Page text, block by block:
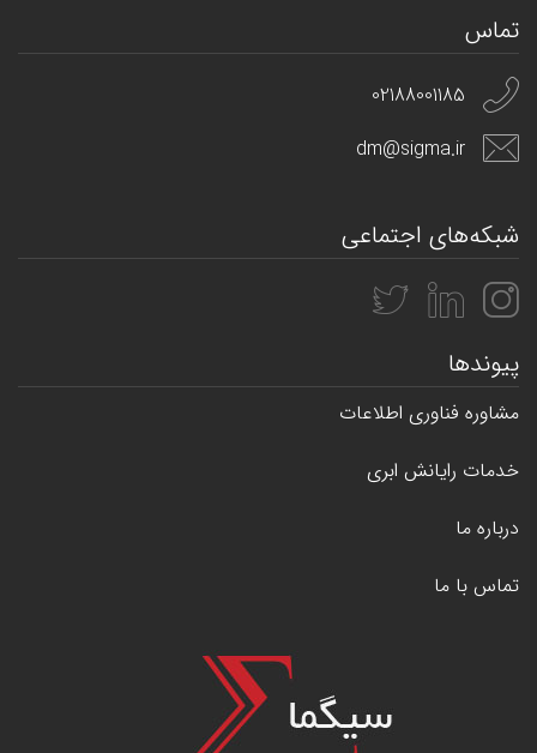
تماس
02188001185
dm@sigma.ir
شبکه‌های اجتماعی
پیوندها
مشاوره فناوری اطلاعات
خدمات رایانش ابری
درباره ما
تماس با ما